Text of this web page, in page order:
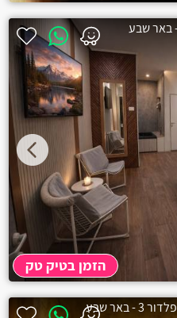
הזמן בטיק טק
3 - באר שבע